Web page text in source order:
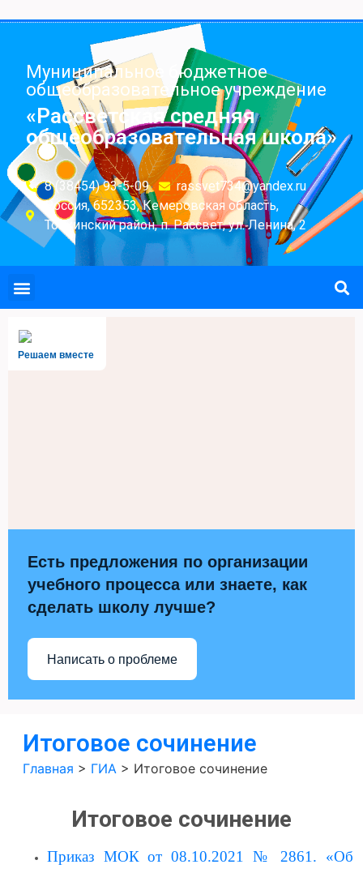
Муниципальное бюджетное
общеобразовательное учреждение
«Рассветская средняя
общеобразовательная школа»
8 (38454) 93-5-09
rassvet734@yandex.ru
Россия, 652353, Кемеровская область,
Топкинский район, п. Рассвет, ул. Ленина, 2
Решаем вместе
Есть предложения по организации
учебного процесса или знаете, как
сделать школу лучше?
Написать о проблеме
Итоговое сочинение
Главная > ГИА > Итоговое сочинение
Итоговое сочинение
Приказ МОК от 08.10.2021 № 2861. «Об